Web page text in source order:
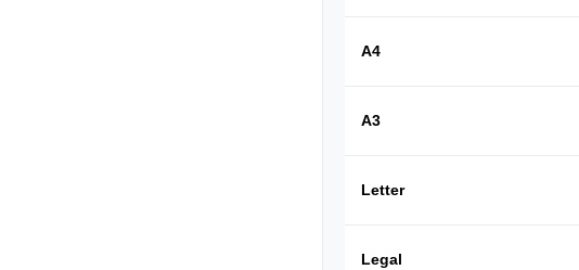
A4
A3
Letter
Legal